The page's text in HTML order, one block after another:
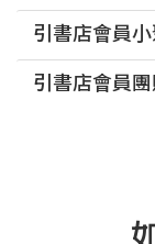
引書店會員
引書店會員